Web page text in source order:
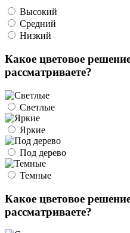
Высокий
Средний
Низкий
Какое цветовое
рассматриваете?
Светлые
Яркие
Под дерево
Темные
Какое цветовое
рассматриваете?